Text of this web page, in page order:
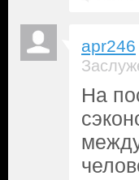
apr246
На